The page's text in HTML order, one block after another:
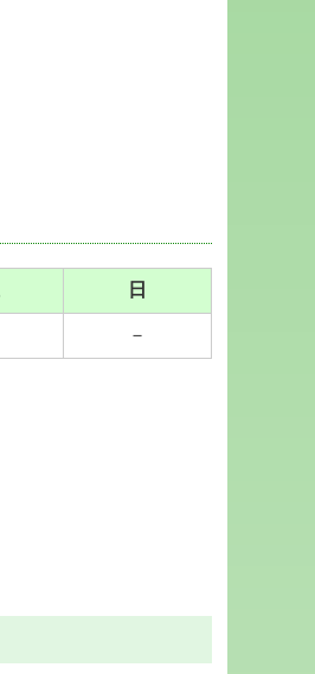
日
－